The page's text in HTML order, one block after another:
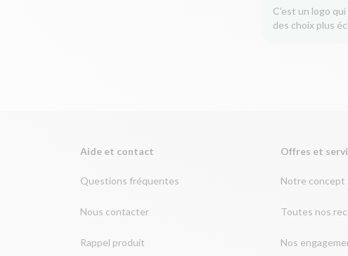
C'est un logo
des choix plus
Aide et contact
Questions fréquentes
Nous contacter
Rappel produit
Offres et
Notre concept
Toutes nos
Nos